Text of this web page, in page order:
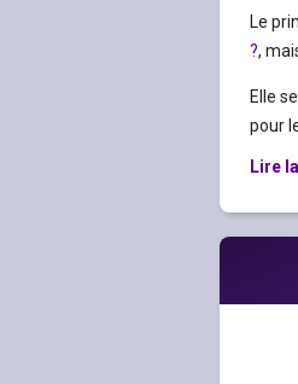
Le
?,
Elle
pour
Lire